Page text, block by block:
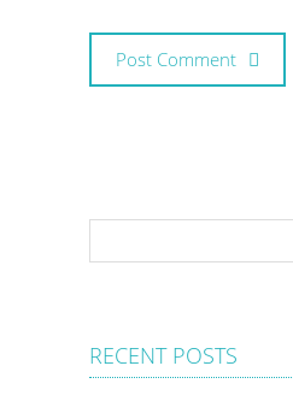
Post Comment
RECENT POSTS